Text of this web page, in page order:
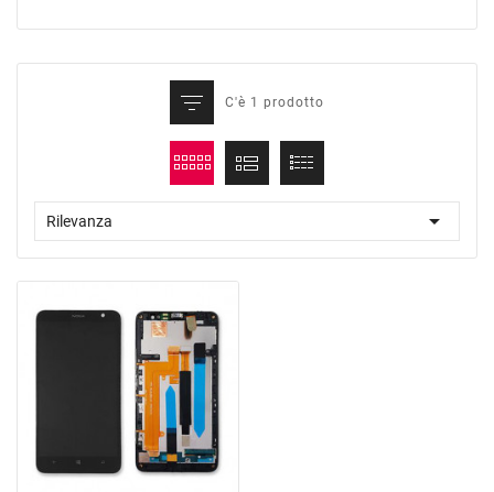
C'è 1 prodotto
Rilevanza 